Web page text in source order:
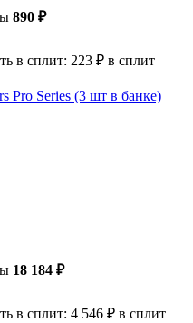
890 ₽
в сплит: 223 ₽ в сплит
Pro Series (3 шт в банке)
18 184 ₽
в сплит: 4 546 ₽ в сплит